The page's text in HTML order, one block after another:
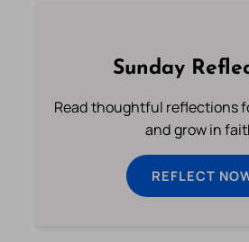
Sunday
Read thoughtful reflections
and grow in
REFLECT